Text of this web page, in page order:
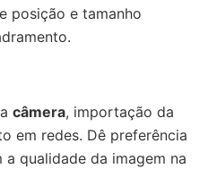
posição e tamanho
câmera, importação da
em redes. Dê preferência
qualidade da imagem na